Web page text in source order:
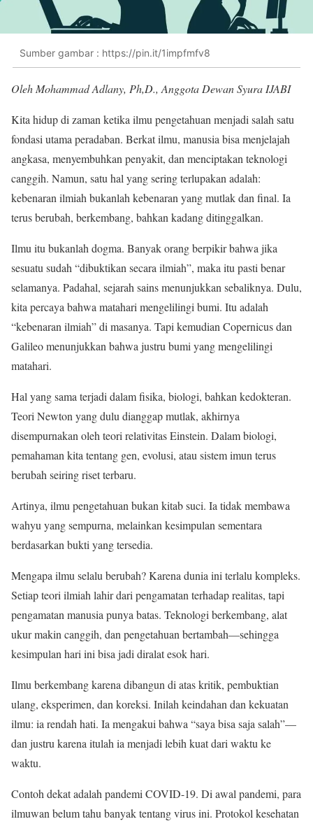
Sumber gambar : https://pin.it/1impfmfv8
Oleh Mohammad Adlany, Ph,D., Anggota Dewan Syura IJABI
Kita hidup di zaman ketika ilmu pengetahuan menjadi salah satu
fondasi utama peradaban. Berkat ilmu, manusia bisa menjelajah
angkasa, menyembuhkan penyakit, dan menciptakan teknologi
canggih. Namun, satu hal yang sering terlupakan adalah:
kebenaran ilmiah bukanlah kebenaran yang mutlak dan final. Ia
terus berubah, berkembang, bahkan kadang ditinggalkan.
Ilmu itu bukanlah dogma. Banyak orang berpikir bahwa jika
sesuatu sudah “dibuktikan secara ilmiah”, maka itu pasti benar
selamanya. Padahal, sejarah sains menunjukkan sebaliknya. Dulu,
kita percaya bahwa matahari mengelilingi bumi. Itu adalah
“kebenaran ilmiah” di masanya. Tapi kemudian Copernicus dan
Galileo menunjukkan bahwa justru bumi yang mengelilingi
matahari.
Hal yang sama terjadi dalam fisika, biologi, bahkan kedokteran.
Teori Newton yang dulu dianggap mutlak, akhirnya
disempurnakan oleh teori relativitas Einstein. Dalam biologi,
pemahaman kita tentang gen, evolusi, atau sistem imun terus
berubah seiring riset terbaru.
Artinya, ilmu pengetahuan bukan kitab suci. Ia tidak membawa
wahyu yang sempurna, melainkan kesimpulan sementara
berdasarkan bukti yang tersedia.
Mengapa ilmu selalu berubah? Karena dunia ini terlalu kompleks.
Setiap teori ilmiah lahir dari pengamatan terhadap realitas, tapi
pengamatan manusia punya batas. Teknologi berkembang, alat
ukur makin canggih, dan pengetahuan bertambah—sehingga
kesimpulan hari ini bisa jadi diralat esok hari.
Ilmu berkembang karena dibangun di atas kritik, pembuktian
ulang, eksperimen, dan koreksi. Inilah keindahan dan kekuatan
ilmu: ia rendah hati. Ia mengakui bahwa “saya bisa saja salah”—
dan justru karena itulah ia menjadi lebih kuat dari waktu ke
waktu.
Contoh dekat adalah pandemi COVID-19. Di awal pandemi, para
ilmuwan belum tahu banyak tentang virus ini. Protokol kesehatan